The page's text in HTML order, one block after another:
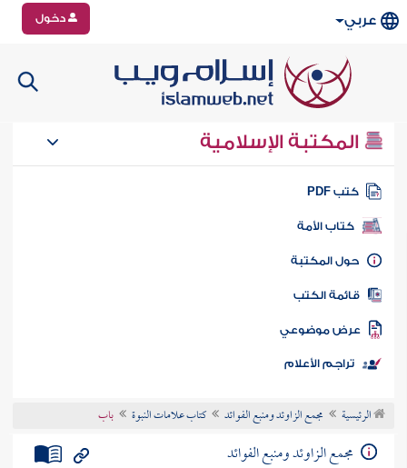
عربي دخول
المكتبة الإسلامية
كتب PDF
كتاب الأمة
المكتبة
الكتب
موضوعي
تراجم الأعلام
الرئيسية مجمع الزاوئد ومنبع الفوائد كتاب علامات النبوة باب
مجمع الزاوئد ومنبع الفوائد